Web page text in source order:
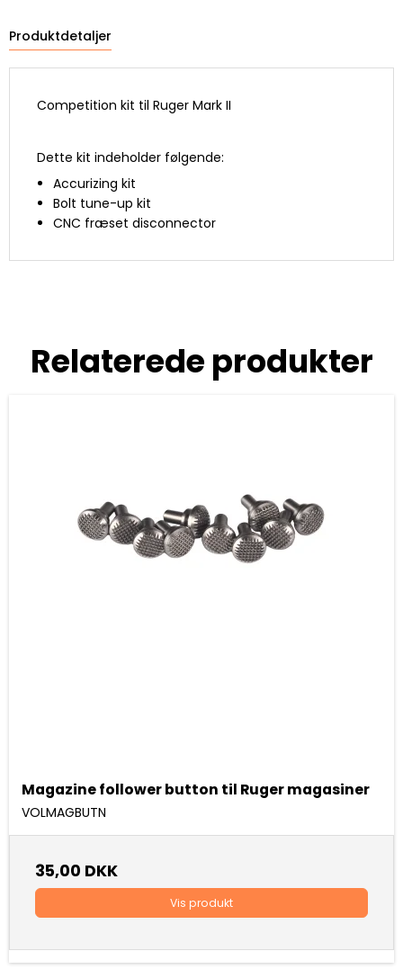
Produktdetaljer
Competition kit til Ruger Mark II
Dette kit indeholder følgende:
Accurizing kit
Bolt tune-up kit
CNC fræset disconnector
Relaterede produkter
Magazine follower button til Ruger magasiner
VOLMAGBUTN
35,00 DKK
Vis produkt